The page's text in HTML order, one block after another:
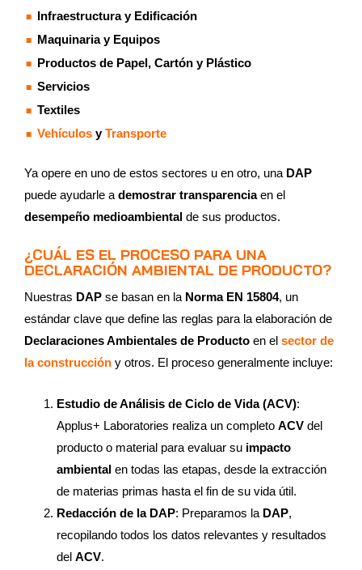
Infraestructura y Edificación
Maquinaria y Equipos
Productos de Papel, Cartón y Plástico
Servicios
Textiles
Vehículos yTransporte
Ya opere en uno de estos sectores u en otro, una DAP
puede ayudarle a demostrar transparenciaen el
desempeño medioambiental de sus productos.
¿CUÁL ES EL PROCESO PARA UNA
DECLARACIÓN AMBIENTAL DE PRODUCTO?
Nuestras DAP se basan en la Norma EN 15804, un
estándar clave que define las reglas para la elaboración de
Declaraciones Ambientales de Producto en el sector de
la construcción y otros. El proceso generalmente incluye:
Estudio de Análisis de Ciclo de Vida (ACV):
Applus+ Laboratories realiza un completo ACV del
producto o material para evaluar su impacto
ambiental en todas las etapas, desde la extracción
de materias primas hasta el fin de su vida útil.
Redacción de la DAP: Preparamos la DAP,
recopilando todos los datos relevantes y resultados
del ACV.